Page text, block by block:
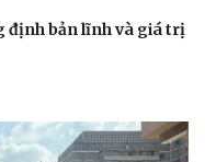
định bản lĩnh và giá trị